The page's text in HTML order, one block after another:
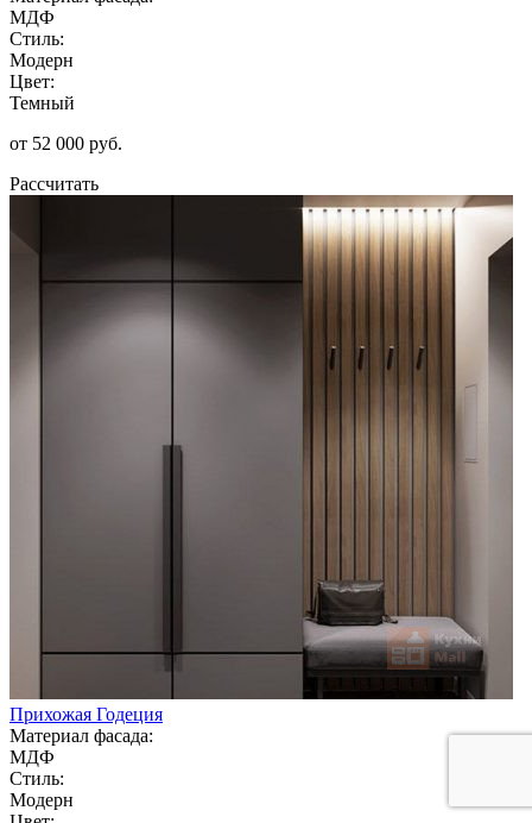
МДФ
Стиль:
Модерн
Цвет:
Темный
от 52 000 руб.
Рассчитать
Прихожая Годеция
Материал фасада:
МДФ
Стиль:
Модерн